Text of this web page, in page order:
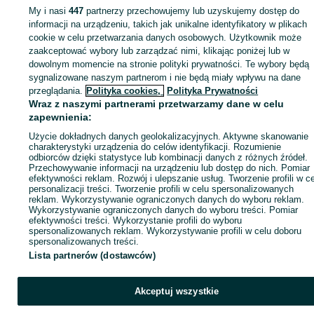
KATEGORIA
ID:985306811 Wyświetlenia:
Zadzwoń / SMS Wyślij wiadomość
My i nasi447 partnerzy przechowujemy lub uzyskujemy dostęp do
informacji na urządzeniu, takich jak unikalne identyfikatory w plikach
cookie w celu przetwarzania danych osobowych. Użytkownik może
zaakceptować wybory lub zarządzać nimi, klikając poniżej lub w
dowolnym momencie na stronie polityki prywatności. Te wybory będą
sygnalizowane naszym partnerom i nie będą miały wpływu na dane
przeglądania. Polityka cookies, Polityka Prywatności
Wraz z naszymi partnerami przetwarzamy dane w celu
zapewnienia:
Użycie dokładnych danych geolokalizacyjnych. Aktywne skanowanie
charakterystyki urządzenia do celów identyfikacji. Rozumienie
odbiorców dzięki statystyce lub kombinacji danych z różnych źródeł.
Przechowywanie informacji na urządzeniu lub dostęp do nich. Pomiar
efektywności reklam. Rozwój i ulepszanie usług. Tworzenie profili w
personalizacji treści. Tworzenie profili w celu spersonalizowanych
reklam. Wykorzystywanie ograniczonych danych do wyboru reklam.
Wykorzystywanie ograniczonych danych do wyboru treści. Pomiar
efektywności treści. Wykorzystanie profili do wyboru
spersonalizowanych reklam. Wykorzystywanie profili w celu doboru
spersonalizowanych treści.
Lista partnerów (dostawców)
Akceptuj wszystkie